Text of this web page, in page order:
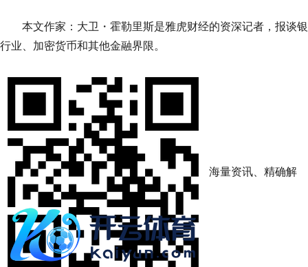
本文作家：大卫・霍勒里斯是雅虎财经的资深记者，报谈银
行业、加密货币和其他金融界限。
海量资讯、精确解